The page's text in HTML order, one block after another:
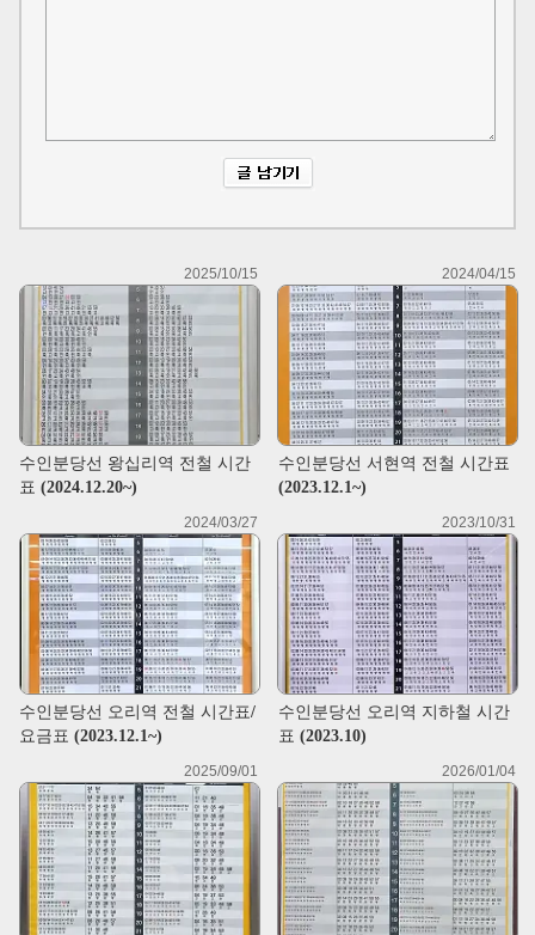
2025/10/15
수인분당선 왕십리역 전철 시간
표 (2024.12.20~)
2024/04/15
수인분당선 서현역 전철 시간표
(2023.12.1~)
2024/03/27
수인분당선 오리역 전철 시간표/
요금표 (2023.12.1~)
2023/10/31
수인분당선 오리역 지하철 시간
표 (2023.10)
2025/09/01 2026/01/04